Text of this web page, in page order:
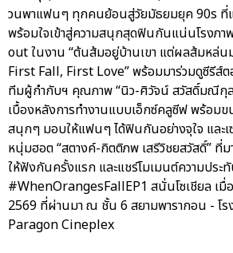
วนพาแฟนๆ ทุกคนย้อนสู่วัยมัธยมยุค 90s
พร้อมใจเข้าสู่ความสนุกสุดฟินกันแน่นโรงภ
out ในงาน “ต้นส้มอยู่บ้านเขา แต่ผลส้มหล่น
First Fall, First Love” พร้อมมาร่วมดูซีรีส์
ทีมผู้กำกับฯ คุณภาพ “นิว-ศิวัจน์ สวัสดิ์มณีกุล
เบื้องหลังการทำงานแบบเอ็กซ์คลูซีฟ พร้อม
สนุกๆ มอบให้แฟนๆ ได้ฟินกันอย่างจุใจ และ
หนุ่มฮอต “สตางค์-กิตติภพ เสรีวิชยสวัสดิ์” ที่ม
ให้ฟังกันครั้งแรก และแชร์โมเมนต์ความประ
#WhenOrangesFallEP1 สนั่นโซเชียล เ
2569 ที่ผ่านมา ณ ชั้น 6 สยามพารากอน - โร
Paragon Cineplex